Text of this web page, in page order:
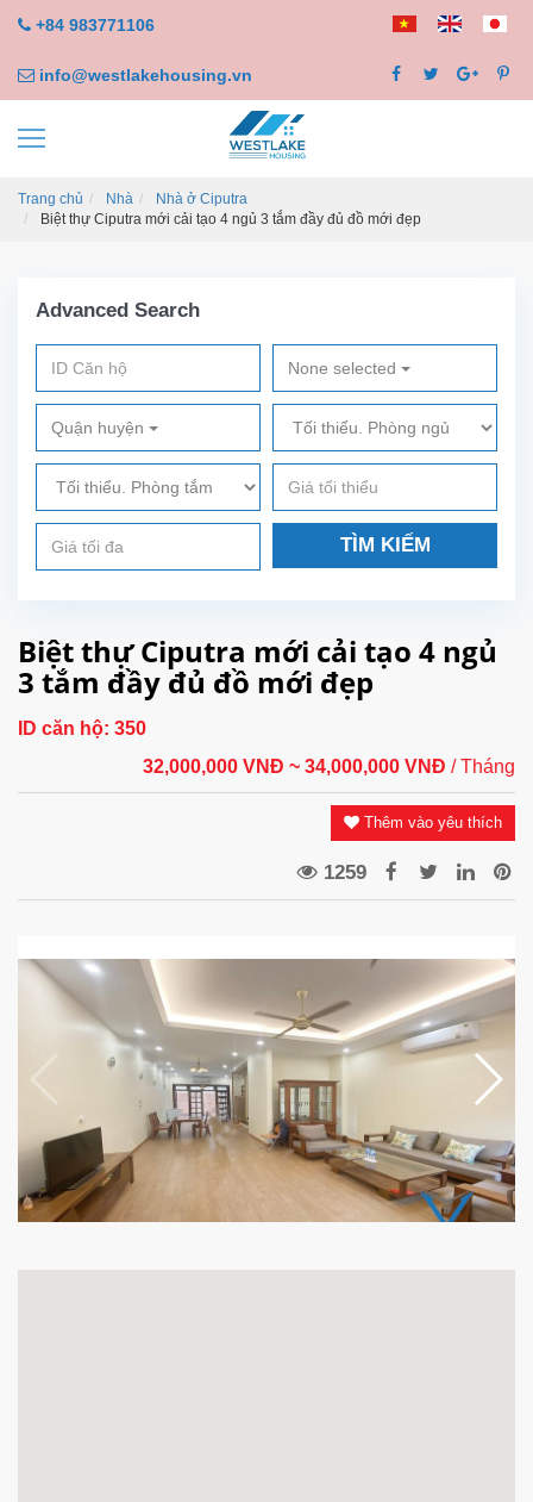
+84 983771106
info@westlakehousing.vn
Trang chủ Nhà
Nhà ở Ciputra
Biệt thự Ciputra mới cải tạo 4 ngủ 3 tắm đầy đủ đồ mới đẹp
Advanced Search
None selected
Quận huyện
TÌM KIẾM
Biệt thự Ciputra mới cải tạo 4 ngủ
3 tắm đầy đủ đồ mới đẹp
ID căn hộ: 350
32,000,000 VNĐ ~ 34,000,000 VNĐ / Tháng
Thêm vào yêu thích
1259